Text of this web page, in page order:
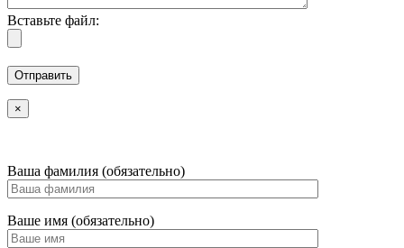
Вставьте файл:
×
Ваша фамилия (обязательно)
Ваше имя (обязательно)